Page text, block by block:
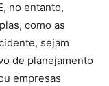
no entanto,
como as
sejam
de planejamento
empresas